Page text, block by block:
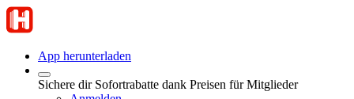
App herunterladen
Sichere dir Sofortrabatte dank Preisen für Mitglieder